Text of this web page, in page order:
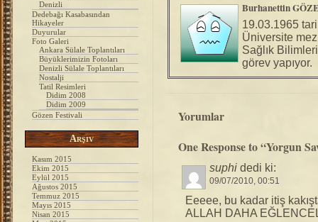
Denizli
Dedebağı Kasabasından
Hikayeler
Duyurular
Foto Galeri
Ankara Sülale Toplantıları
Büyüklerimizin Fotoları
Denizli Sülale Toplantıları
Nostalji
Tatil Resimleri
Didim 2008
Didim 2009
Gözen Festivali
Arşiv
Kasım 2015
Ekim 2015
Eylül 2015
Ağustos 2015
Temmuz 2015
Mayıs 2015
Nisan 2015
Burhanettin
19.03.1965
Üniversite
Sağlık
görev yapıyor.
Yorumlar
One Response to “Yorgun
suphi dedi ki:
09/07/2010, 00:51
Eeeee, bu kadar itiş
ALLAH DAHA